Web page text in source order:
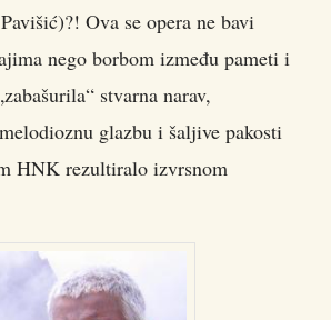
Ova se opera ne bavi
nego borbom između pameti i
stvarna narav,
glazbu i šaljive pakosti
HNK rezultiralo izvrsnom